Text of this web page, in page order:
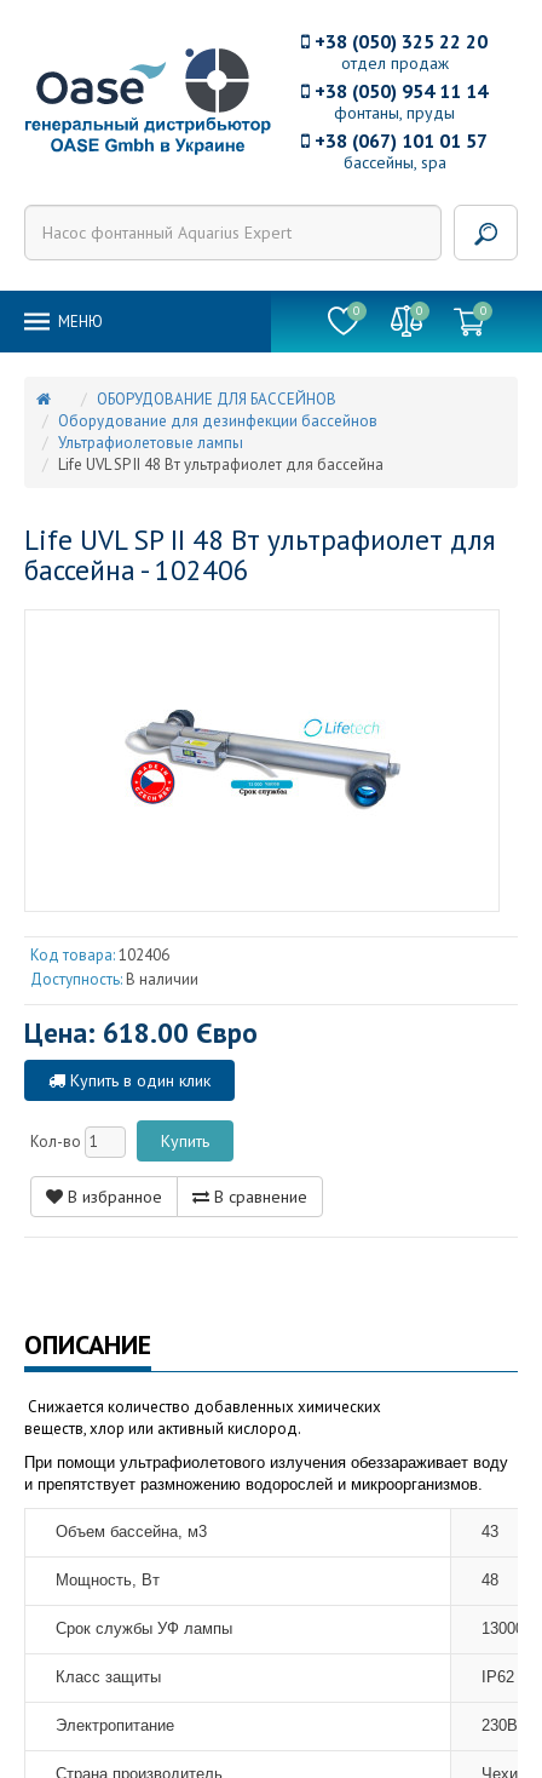
отдел продаж
+38 (050) 325 22 20
фонтаны, пруды
+38 (050) 954 11 14
бассейны, spa
+38 (067) 101 01 57
MEНЮ
0 0 0
ОБОРУДОВАНИЕ ДЛЯ БАССЕЙНОВ
Оборудование для дезинфекции бассейнов
Ультрафиолетовые лампы
Life UVL SP II 48 Вт ультрафиолет для бассейна
Life UVL SP II 48 Вт ультрафиолет для
бассейна - 102406
Код товара:102406
Доступность: В наличии
Цена: 618.00 Євро
Купить в один клик
Кол-во
В избранное В сравнение
ОПИСАНИЕ
Снижается количество добавленных химических
веществ,хлор или активный кислород.
При помощи ультрафиолетового излучения обеззараживает воду
и препятствует размножению водорослей и микроорганизмов.
Объем бассейна, м3 43
Мощность, Вт 48
Срок службы УФ лампы 13000 ч
Класс защиты IP62
Электропитание 230В
Страна производитель Чехия